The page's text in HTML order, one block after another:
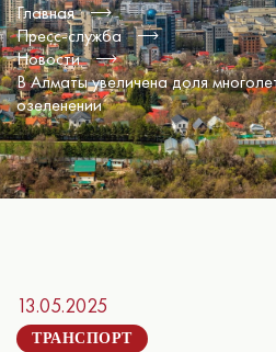
Главная
Пресс-служба
Новости
В Алматы увеличена доля
озеленении
13.05.2025
ТРАНСПОРТ